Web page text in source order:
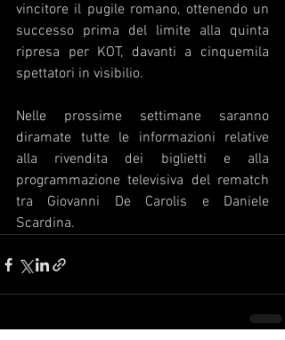
vincitore il pugile romano, ottenendo un
successo prima del limite alla quinta
ripresa per KOT, davanti a cinquemila
spettatori in visibilio.
Nelle prossime settimane saranno
diramate tutte le informazioni relative
alla rivendita dei biglietti e alla
programmazione televisiva del rematch
tra Giovanni De Carolis e Daniele
Scardina.